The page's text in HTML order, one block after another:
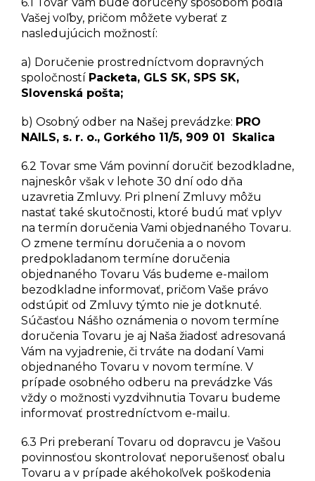
Vašej voľby, pričom môžete vyberať z
nasledujúcich možností:
a) Doručenie prostredníctvom dopravných
spoločností Packeta, GLS SK, SPS SK,
Slovenská pošta;
b) Osobný odber na Našej prevádzke: PRO
NAILS, s. r. o., Gorkého 11/5, 909 01 Skalica
6.2 Tovar sme Vám povinní doručiť bezodkladne,
najneskôr však v lehote 30 dní odo dňa
uzavretia Zmluvy. Pri plnení Zmluvy môžu
nastať také skutočnosti, ktoré budú mať vplyv
na termín doručenia Vami objednaného Tovaru.
O zmene termínu doručenia a o novom
predpokladanom termíne doručenia
objednaného Tovaru Vás budeme e-mailom
bezodkladne informovať, pričom Vaše právo
odstúpiť od Zmluvy týmto nie je dotknuté.
Súčasťou Nášho oznámenia o novom termíne
doručenia Tovaru je aj Naša žiadosť adresovaná
Vám na vyjadrenie, či trváte na dodaní Vami
objednaného Tovaru v novom termíne. V
prípade osobného odberu na prevádzke Vás
vždy o možnosti vyzdvihnutia Tovaru budeme
informovať prostredníctvom e-mailu.
6.3 Pri preberaní Tovaru od dopravcu je Vašou
povinnosťou skontrolovať neporušenosť obalu
Tovaru a v prípade akéhokoľvek poškodenia